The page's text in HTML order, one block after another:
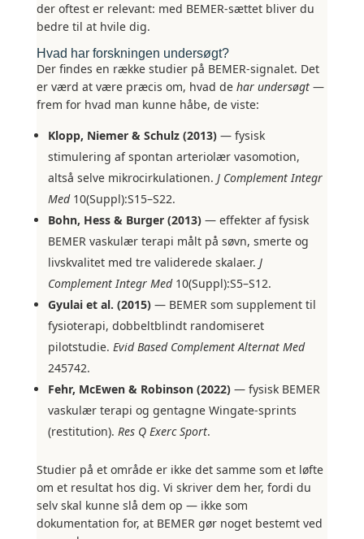
der oftest er relevant: med BEMER-sættet bliver du
bedre til at hvile dig.
Hvad har forskningen undersøgt?
Der findes en række studier på BEMER-signalet. Det
er værd at være præcis om, hvad de har undersøgt—
frem for hvad man kunne håbe, de viste:
Klopp, Niemer & Schulz (2013)— fysisk
stimulering af spontan arteriolær vasomotion,
altså selve mikrocirkulationen. J Complement Integr
Med10(Suppl):S15–S22.
Bohn, Hess & Burger (2013)— effekter af fysisk
BEMER vaskulær terapi målt på søvn, smerte og
livskvalitet med tre validerede skalaer. J
Complement Integr Med10(Suppl):S5–S12.
Gyulai et al. (2015)— BEMER som supplement til
fysioterapi, dobbeltblindt randomiseret
pilotstudie. Evid Based Complement Alternat Med
245742.
Fehr, McEwen & Robinson (2022)— fysisk BEMER
vaskulær terapi og gentagne Wingate-sprints
(restitution). Res Q Exerc Sport.
Studier på et område er ikke det samme som et løfte
om et resultat hos dig. Vi skriver dem her, fordi du
selv skal kunne slå dem op — ikke som
dokumentation for, at BEMER gør noget bestemt ved